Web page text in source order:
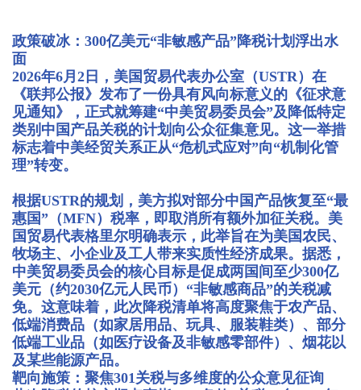
政策破冰：300亿美元“非敏感产品”降税计划浮出水
面
2026年6月2日，美国贸易代表办公室（USTR）在
《联邦公报》发布了一份具有风向标意义的《征求意
见通知》，正式就筹建“中美贸易委员会”及降低特定
类别中国产品关税的计划向公众征集意见。这一举措
标志着中美经贸关系正从“危机式应对”向“机制化管
理”转变。
根据USTR的规划，美方拟对部分中国产品恢复至“最
惠国”（MFN）税率，即取消所有额外加征关税。美
国贸易代表格里尔明确表示，此举旨在为美国农民、
牧场主、小企业及工人带来实质性经济成果。据悉，
中美贸易委员会的核心目标是促成两国间至少300亿
美元（约2030亿元人民币）“非敏感商品”的关税减
免。这意味着，此次降税清单将高度聚焦于农产品、
低端消费品（如家居用品、玩具、服装鞋类）、部分
低端工业品（如医疗设备及非敏感零部件）、烟花以
及某些能源产品。
靶向施策：聚焦301关税与多维度的公众意见征询